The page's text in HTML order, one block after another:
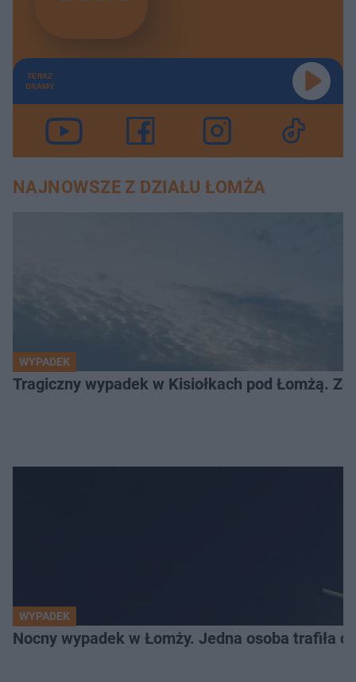
TERAZ
GRAMY
NAJNOWSZE Z DZIAŁU ŁOMŻA
WYPADEK
Tragiczny wypadek w Kisiołkach pod Łomżą.
WYPADEK
Nocny wypadek w Łomży. Jedna osoba trafiła